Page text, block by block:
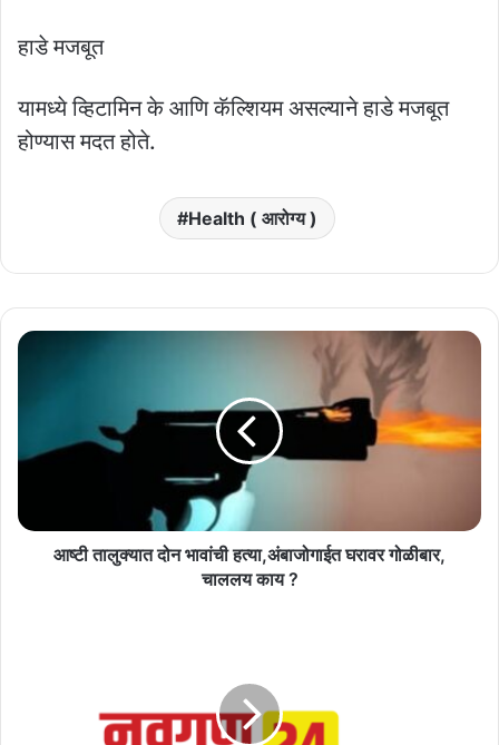
हाडे मजबूत
यामध्ये व्हिटामिन के आणि कॅल्शियम असल्याने हाडे मजबूत
होण्यास मदत होते.
Health ( आरोग्य )
आष्टी
हत्या,अंबाजोगाईत
घरावर
काय
आष्टी तालुक्यात दोन भावांची हत्या,अंबाजोगाईत घरावर गोळीबार,
चाललय काय ?